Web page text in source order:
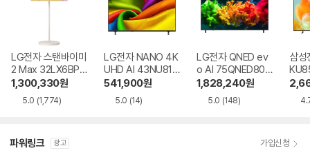
LG전자 스탠바이미
2 Max 32LX6BPG
A
1,300,330원
5.0 (1,774)
LG전자 NANO 4K
UHD AI 43NU810
BENA
541,900원
5.0 (14)
LG전자 QNED ev
o AI 75QNED80B
EA
1,828,240원
5.0 (148)
삼성
R
파워링크 광고 가입신청